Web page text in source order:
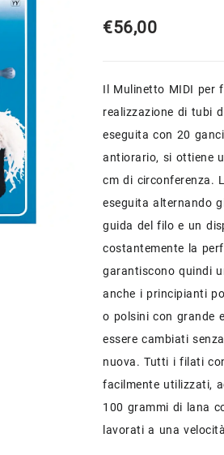
€56,00
Il Mulinetto MIDI per
realizzazione di tubi
eseguita con 20
antiorario, si ottiene
cm di circonferenza.
eseguita alternando
guida del filo e un
costantemente la
garantiscono quindi
anche i principianti
o polsini con grande
essere cambiati
nuova. Tutti i filati
facilmente utilizzati,
100 grammi di lana
lavorati a una